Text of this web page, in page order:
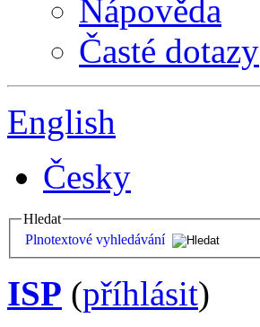
Nápověda
Časté dotazy
English
Česky
Hledat
Plnotextové vyhledávání
ISP (příhlásit)